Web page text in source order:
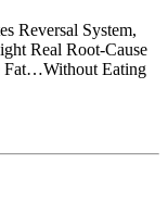
Reversal System,
Real Root-Cause
Fat…Without Eating